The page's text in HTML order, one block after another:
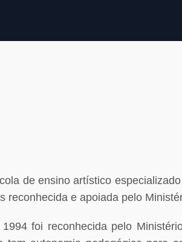
de ensino artístico
reconhecida e apoiada pelo
foi reconhecida pelo